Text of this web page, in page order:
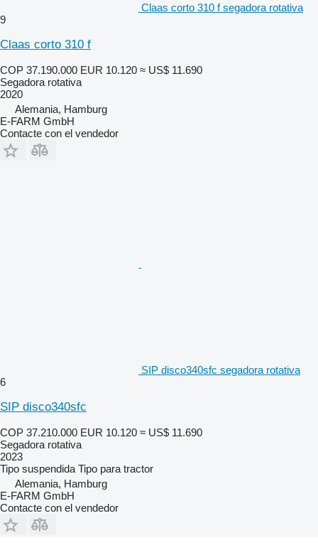
Claas corto 310 f segadora rotativa
9
Claas corto 310 f
COP 37.190.000 EUR 10.120 ≈ US$ 11.690
Segadora rotativa
2020
Alemania, Hamburg
E-FARM GmbH
Contacte con el vendedor
SIP disco340sfc segadora rotativa
6
SIP disco340sfc
COP 37.210.000 EUR 10.120 ≈ US$ 11.690
Segadora rotativa
2023
Tipo suspendida Tipo para tractor
Alemania, Hamburg
E-FARM GmbH
Contacte con el vendedor